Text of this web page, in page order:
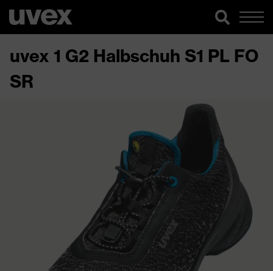
uvex 1 G2 Halbschuh S1 PL FO
SR